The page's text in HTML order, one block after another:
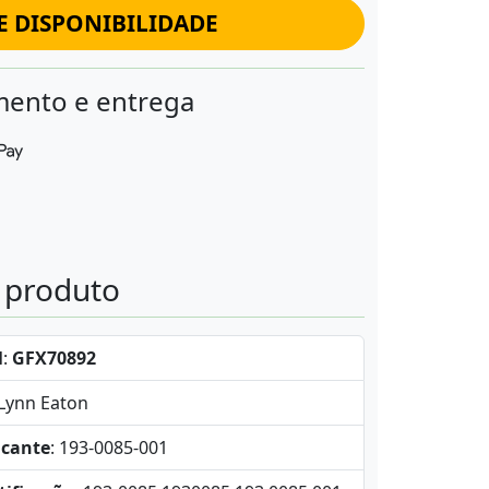
DISPONIBILIDADE
e entrega
: GFX70892
Eaton
: 193-0085-001